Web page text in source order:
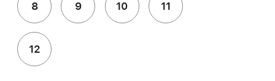
8 9 10 11
12